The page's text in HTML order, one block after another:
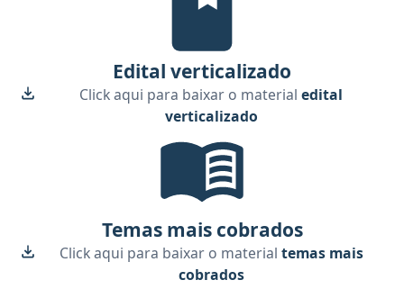
Edital verticalizado
Click aqui para baixar o materialedital
verticalizado
Temas mais cobrados
Click aqui para baixar o material temas mais
cobrados